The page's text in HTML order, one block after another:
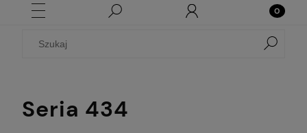
Seria 434